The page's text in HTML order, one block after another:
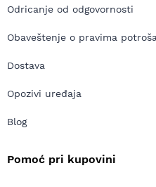
Odricanje od odgovornosti
Obaveštenje o pravima
Dostava
Opozivi uređaja
Blog
Pomoć pri kupovini